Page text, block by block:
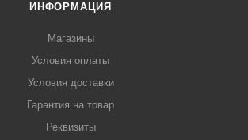
ИНФОРМАЦИЯ
Магазины
Условия оплаты
Условия доставки
Гарантия на товар
Реквизиты